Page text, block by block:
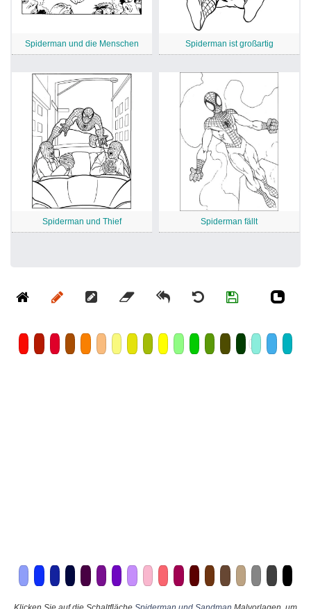
Spiderman und die Menschen Spiderman ist großartig
Spiderman und Thief Spiderman fällt